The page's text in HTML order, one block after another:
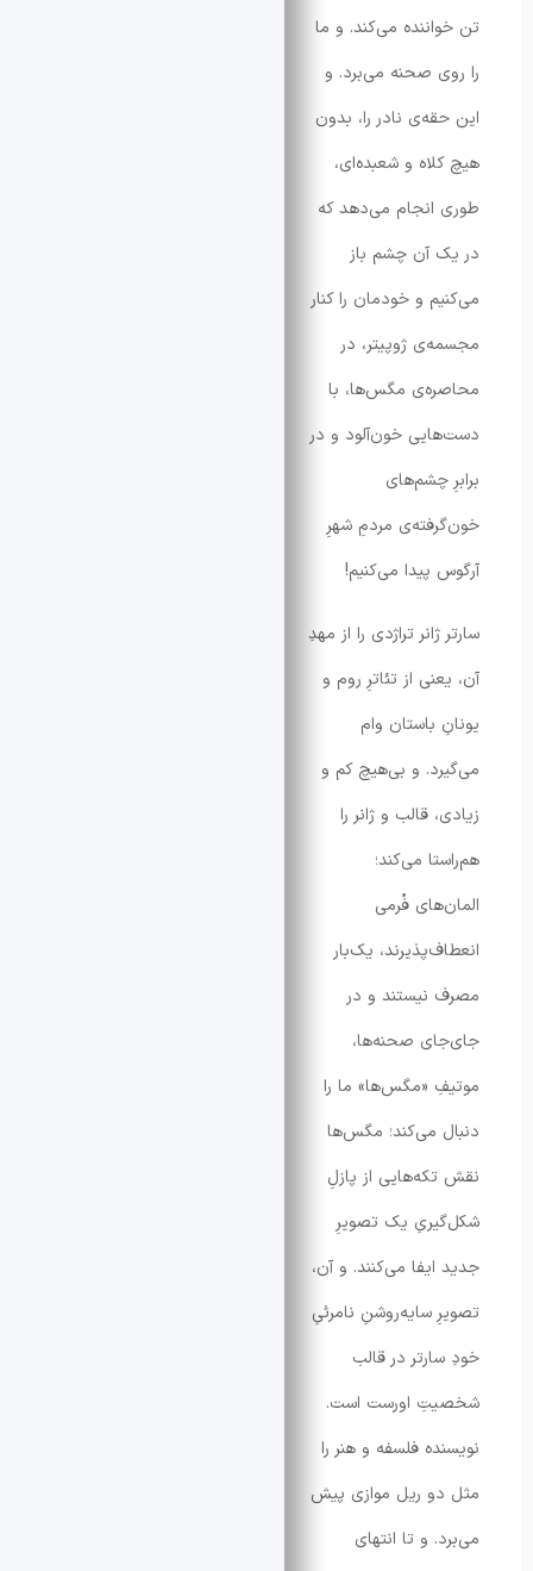
می‌کند. و ما
صحنه می‌برد. و
نادر را، بدون
و شعبده‌ای،
انجام می‌دهد که
آن چشم باز
و خودمان را کنار
ژوپیتر، در
مگس‌ها، با
خون‌آلود و در
چشم‌های
مردمِ شهرِ
پیدا می‌کنیم!
تراژدی را از مهدِ
از تئاترِ روم و
باستان وام
و بی‌هیچ کم و
قالب و ژانر را
می‌کند؛
فُرمی
یک‌بار
نیستند و در
صحنه‌ها،
«مگس‌ها» ما را
می‌کند؛ مگس‌ها
از پازلِ
یک تصویرِ
می‌کنند. و آن،
سایه‌روشنِ نامرئیِ
در قالب
اورست است.
فلسفه و هنر را
ریل موازی پیش
و تا انتهای